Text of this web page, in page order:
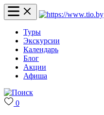
Туры
Экскурсии
Календарь
Блог
Акции
Афиша
0